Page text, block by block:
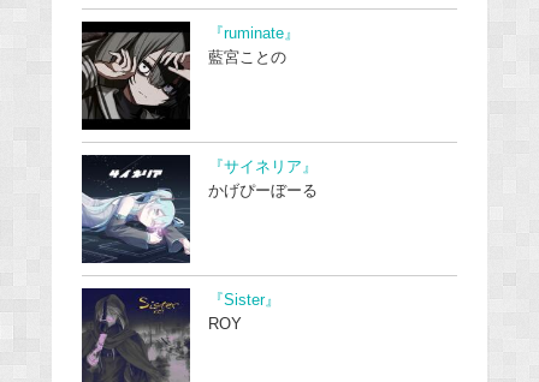
『ruminate』
藍宮ことの
『サイネリア』
かげぴーぼーる
『Sister』
ROY